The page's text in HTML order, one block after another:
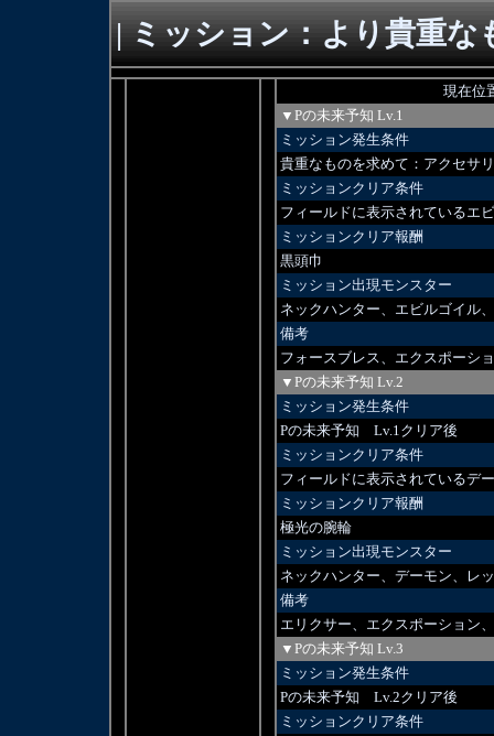
| ミッション：より貴重
現在位
▼Pの未来予知 Lv.1
ミッション発生条件
貴重なものを求めて：アクセサ
ミッションクリア条件
フィールドに表示されているエ
ミッションクリア報酬
黒頭巾
ミッション出現モンスター
ネックハンター、エビルゴイル
備考
フォースブレス、エクスポーシ
▼Pの未来予知 Lv.2
ミッション発生条件
Pの未来予知 Lv.1クリア後
ミッションクリア条件
フィールドに表示されているデ
ミッションクリア報酬
極光の腕輪
ミッション出現モンスター
ネックハンター、デーモン、レ
備考
エリクサー、エクスポーション
▼Pの未来予知 Lv.3
ミッション発生条件
Pの未来予知 Lv.2クリア後
ミッションクリア条件